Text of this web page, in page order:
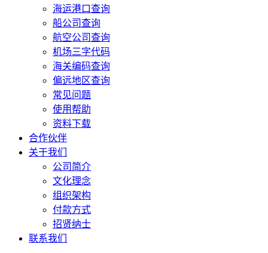
海运港口查询
船公司查询
航空公司查询
机场三字代码
海关编码查询
偏远地区查询
常见问题
使用帮助
资料下载
合作伙伴
关于我们
公司简介
文化理念
组织架构
付款方式
招贤纳士
联系我们